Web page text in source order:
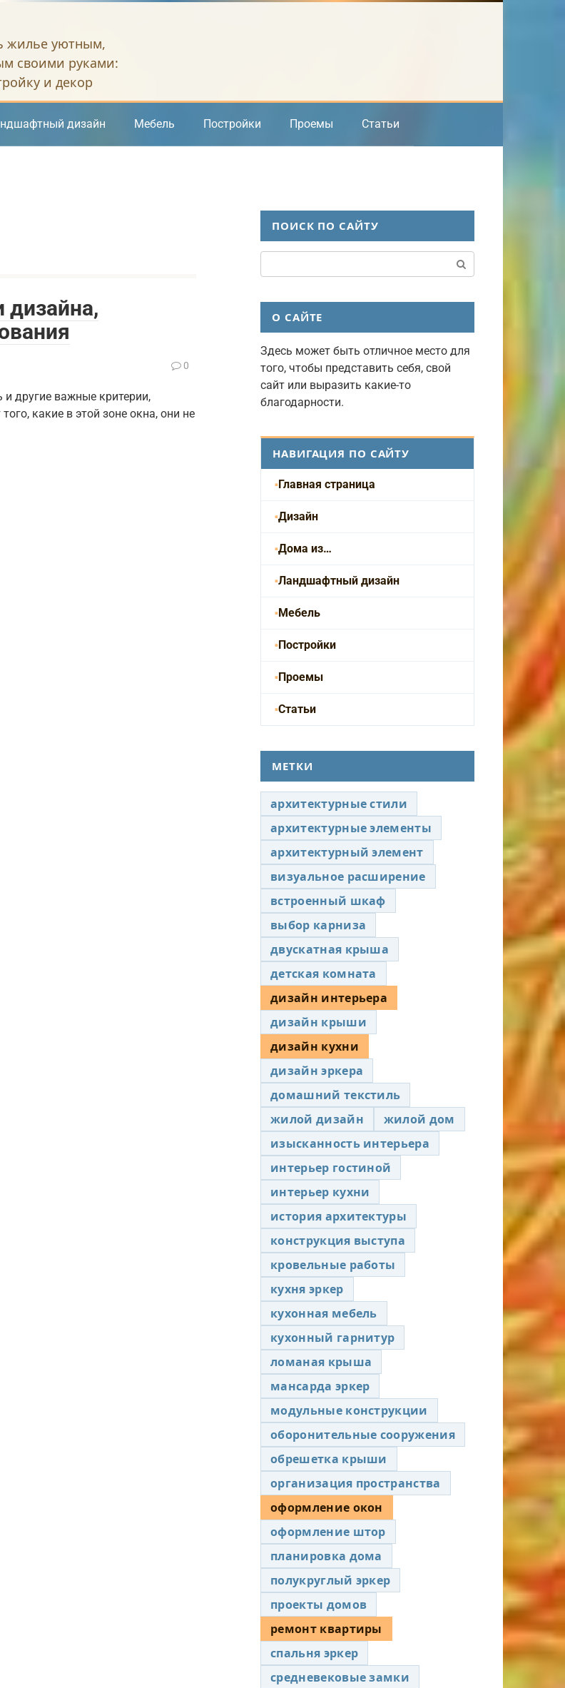
жилье уютным,
своими руками:
и декор
дизайн Мебель Постройки Проемы Статьи
дизайна,
0
и другие важные критерии,
какие в этой зоне окна, они не
ПОИСК ПО САЙТУ
О САЙТЕ
Здесь может быть отличное место для
того, чтобы представить себя, свой
сайт или выразить какие-то
благодарности.
НАВИГАЦИЯ ПО САЙТУ
Главная страница
Дизайн
Дома из…
Ландшафтный дизайн
Мебель
Постройки
Проемы
Статьи
МЕТКИ
архитектурные стили
архитектурные элементы
архитектурный элемент
визуальное расширение
встроенный шкаф
выбор карниза
двускатная крыша
детская комната
дизайн интерьера
дизайн крыши
дизайн кухни
дизайн эркера
домашний текстиль
жилой дизайн
жилой дом
изысканность интерьера
интерьер гостиной
интерьер кухни
история архитектуры
конструкция выступа
кровельные работы
кухня эркер
кухонная мебель
кухонный гарнитур
ломаная крыша
мансарда эркер
модульные конструкции
оборонительные сооружения
обрешетка крыши
организация пространства
оформление окон
оформление штор
планировка дома
полукруглый эркер
проекты домов
ремонт квартиры
спальня эркер
средневековые замки